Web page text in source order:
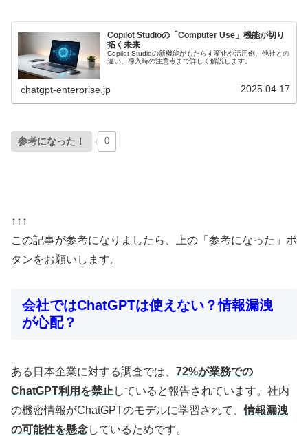
Copilot Studioの「Computer Use」機能が切り
拓く未来
Copilot Studioの新機能がもたらす変化や活用例、他社との
違い、導入時の注意点まで詳しく解説します。
chatgpt-enterprise.jp 2025.04.17
参考になった！ 0
↑↑↑
この記事が参考になりましたら、上の「参考になった」ボ
タンをお願いします。
会社ではChatGPTは使えない？情報漏洩
が心配？
ある日本企業に対する調査では、 72%が業務での
ChatGPT利用を禁止 していると報告されています。社内
の機密情報がChatGPTのモデルに学習されて、情報漏洩
の可能性を懸念しているためです。